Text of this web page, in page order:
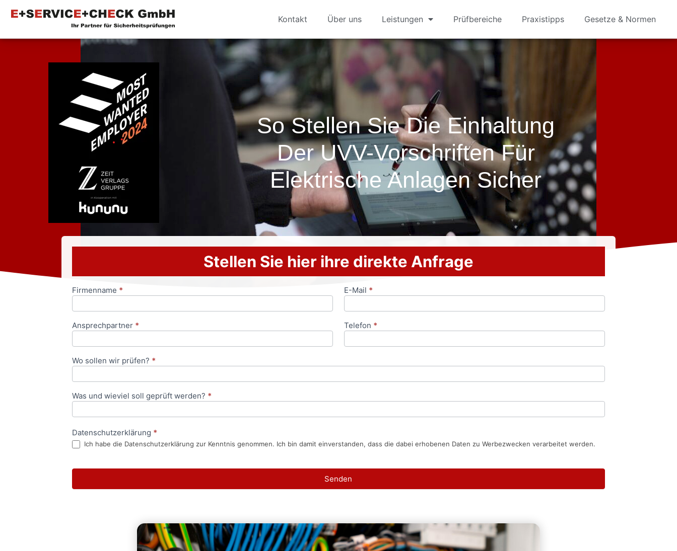
Kontakt Über uns Leistungen Prüfbereiche Praxistipps Gesetze & Normen
So Stellen Sie Die Einhaltung
Der UVV-Vorschriften Für
Elektrische Anlagen Sicher
Stellen Sie hier ihre direkte Anfrage
Anfrageformular
Firmenname * E-Mail *
Ansprechpartner * Telefon *
Wo sollen wir prüfen? *
Was und wieviel soll geprüft werden? *
Datenschutzerklärung *
Ich habe die Datenschutzerklärung zur Kenntnis genommen. Ich bin damit einverstanden, dass die dabei erhobenen Daten zu Werbezwecken verarbeitet werden.
Senden